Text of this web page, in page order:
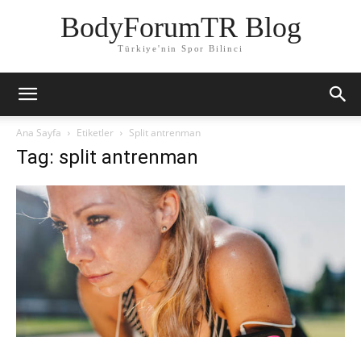
BodyForumTR Blog
Türkiye'nin Spor Bilinci
Ana Sayfa Etiketler Split antrenman
Tag: split antrenman